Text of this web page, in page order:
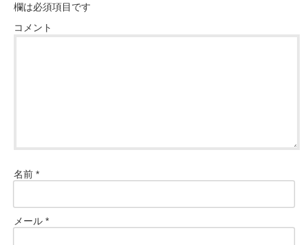
欄は必須項目です
コメント
名前 *
メール *